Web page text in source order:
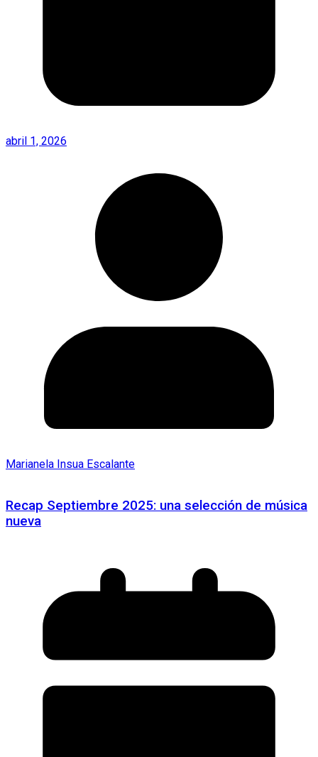
abril 1, 2026
Marianela Insua Escalante
Recap Septiembre 2025: una selección de música
nueva